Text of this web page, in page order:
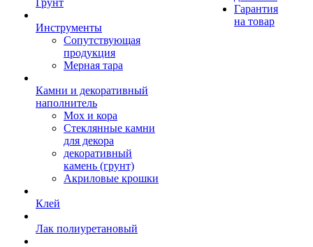
Грунт
Инструменты
Сопутствующая
продукция
Мерная тара
Камни и декоративный
наполнитель
Мох и кора
Стеклянные камни
для декора
декоративный
камень (грунт)
Акриловые крошки
Клей
Лак полиуретановый
Гарантия
на товар